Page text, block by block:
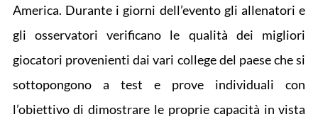
America. Durante i giorni dell’evento gli allenatori e
gli osservatori verificano le qualità dei migliori
giocatori provenienti dai vari college del paese che si
sottopongono a test e prove individuali con
l’obiettivo di dimostrare le proprie capacità in vista